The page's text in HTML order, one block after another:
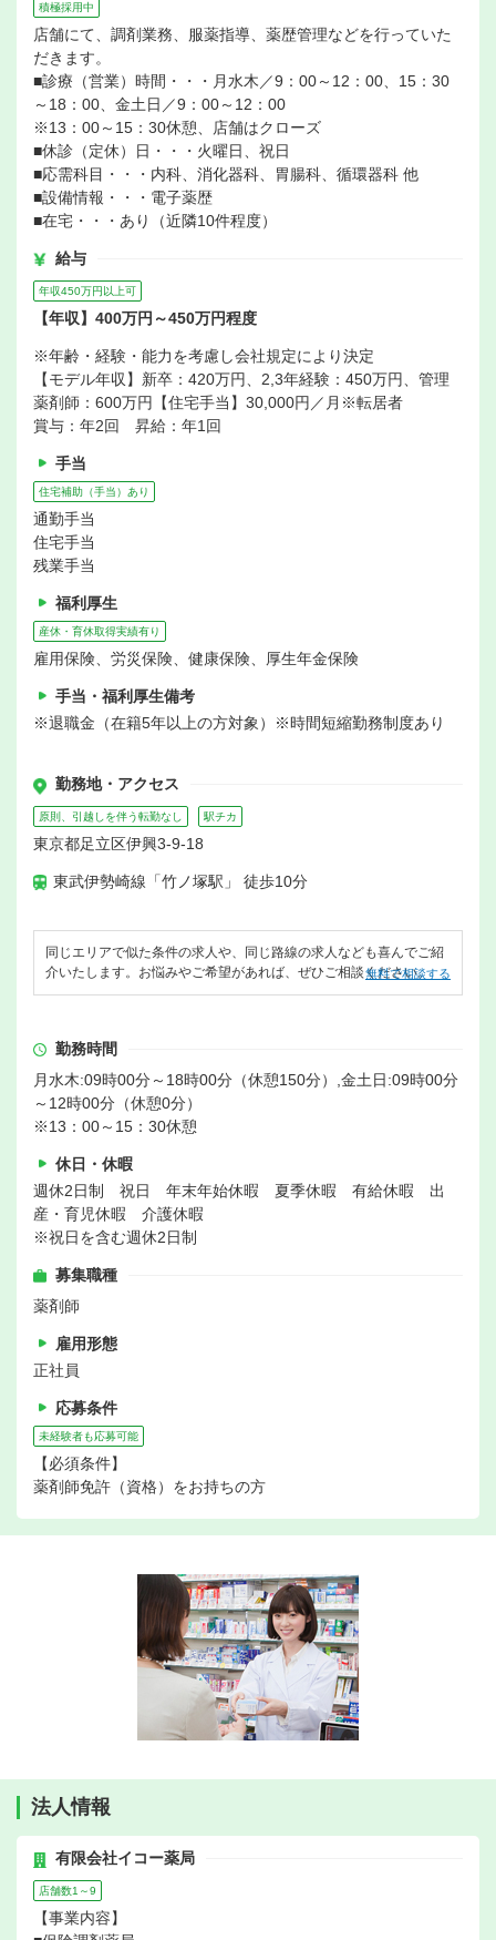
積極採用中
店舗にて、調剤業務、服薬指導、薬歴管理などを行っていた
だきます。
■診療（営業）時間・・・月水木／9：00～12：00、15：30
～18：00、金土日／9：00～12：00
※13：00～15：30休憩、店舗はクローズ
■休診（定休）日・・・火曜日、祝日
■応需科目・・・内科、消化器科、胃腸科、循環器科 他
■設備情報・・・電子薬歴
■在宅・・・あり（近隣10件程度）
給与
年収450万円以上可
【年収】400万円～450万円程度
※年齢・経験・能力を考慮し会社規定により決定
【モデル年収】新卒：420万円、2,3年経験：450万円、管理
薬剤師：600万円【住宅手当】30,000円／月※転居者
賞与：年2回 昇給：年1回
手当
住宅補助（手当）あり
通勤手当
住宅手当
残業手当
福利厚生
産休・育休取得実績有り
雇用保険、労災保険、健康保険、厚生年金保険
手当・福利厚生備考
※退職金（在籍5年以上の方対象）※時間短縮勤務制度あり
勤務地・アクセス
原則、引越しを伴う転勤なし 駅チカ
東京都足立区伊興3-9-18
東武伊勢崎線「竹ノ塚駅」 徒歩10分
同じエリアで似た条件の求人や、同じ路線の求人なども喜んでご紹
介いたします。お悩みやご希望があれば、ぜひご相談ください。
無料で相談する
勤務時間
月水木:09時00分～18時00分（休憩150分）,金土日:09時00分
～12時00分（休憩0分）
※13：00～15：30休憩
休日・休暇
週休2日制 祝日 年末年始休暇 夏季休暇 有給休暇 出
産・育児休暇 介護休暇
※祝日を含む週休2日制
募集職種
薬剤師
雇用形態
正社員
応募条件
未経験者も応募可能
【必須条件】
薬剤師免許（資格）をお持ちの方
法人情報
有限会社イコー薬局
店舗数1～9
【事業内容】